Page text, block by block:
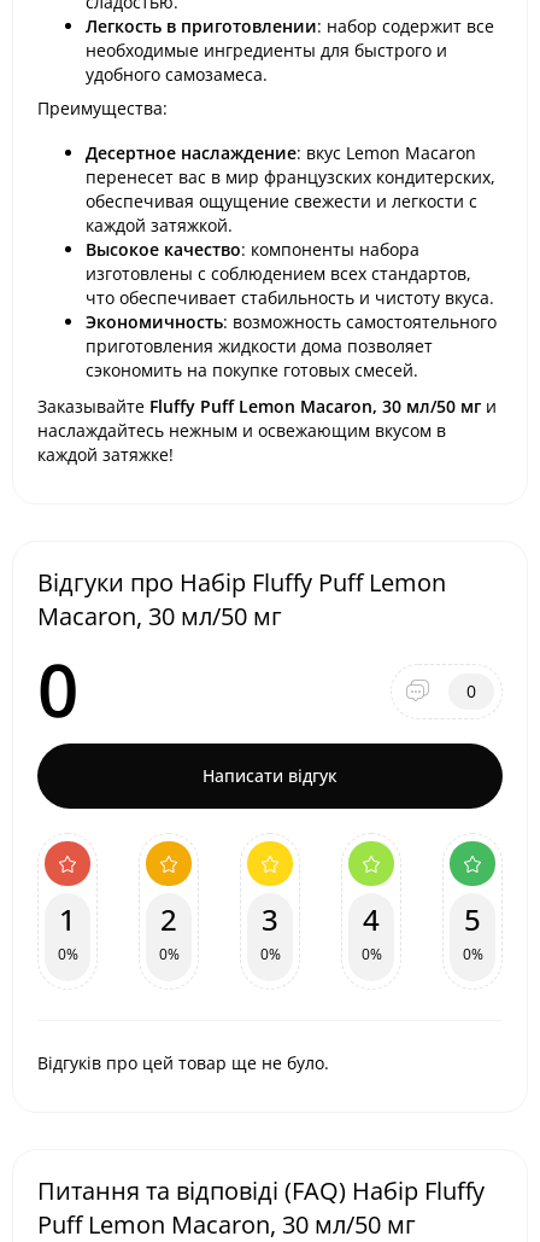
Легкость в приготовлении: набор содержит все
необходимые ингредиенты для быстрого и
удобного самозамеса.
Преимущества:
Десертное наслаждение: вкус Lemon Macaron
перенесет вас в мир французских кондитерских,
обеспечивая ощущение свежести и легкости с
каждой затяжкой.
Высокое качество: компоненты набора
изготовлены с соблюдением всех стандартов,
что обеспечивает стабильность и чистоту вкуса.
Экономичность: возможность самостоятельного
приготовления жидкости дома позволяет
сэкономить на покупке готовых смесей.
Заказывайте Fluffy Puff Lemon Macaron, 30 мл/50 мг и
наслаждайтесь нежным и освежающим вкусом в
каждой затяжке!
Відгуки про Набір Fluffy Puff Lemon
Macaron, 30 мл/50 мг
0 0
Написати відгук
1
0%
2
0%
3
0%
4
0%
5
0%
Відгуків про цей товар ще не було.
Питання та відповіді (FAQ) Набір Fluffy
Puff Lemon Macaron, 30 мл/50 мг